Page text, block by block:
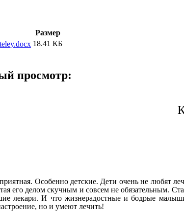
Размер
18.41 КБ
просмотр:
Особенно детские. Дети очень не любят
его делом скучным и совсем не обязательным.
лекари. И что жизнерадостные и бодрые
но и умеют лечить!